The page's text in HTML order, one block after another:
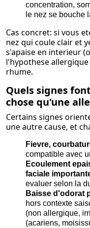
concentration,
le nez se bouche
Cas concret: si vous
nez qui coule clair et
s'apaise en interieur
l'hypothese
rhume.
Quels signes
chose qu'une
Certains signes
une autre cause, et
Fievre,
compatible avec
Ecoulement
faciale
evaluer selon la
Baisse d'odorat
hors contexte
(non allergique,
(acariens,